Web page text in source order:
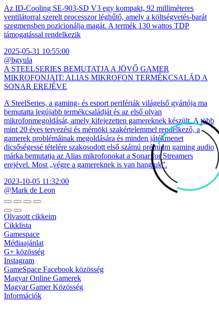
Az ID-Cooling SE-903-SD V3 egy kompakt, 92 milliméteres
ventilátorral szerelt processzor léghűtő, amely a költségvetés-barát
szegmensben pozicionálja magát. A termék 130 wattos TDP
támogatással rendelkezik
2025-05-31 10:55:00
@bgyula
A STEELSERIES BEMUTATJA A JÖVŐ GAMER
MIKROFONJAIT: ALIAS MIKROFON TERMÉKCSALÁD A
SONAR EREJÉVE
A SteelSeries, a gaming- és esport perifériák világelső gyártója ma
bemutatta legújabb termékcsaládját és az első olyan
mikrofonmegoldását, amely kifejezetten gamereknek készült. A több
mint 20 éves tervezési és mérnöki szakértelemmel rendelkező, a
gamerek problémáinak megoldására és minden játékmenet
dicsőségessé tételére szakosodott első számú prémium gaming audio
márka bemutatja az Alias mikrofonokat a Sonar for Streamers
erejével. Most „végre a gamereknek is van hangjuk”.
2023-10-05 11:32:00
@Mark de Leon
Olvasott cikkeim
Cikklista
Gamespace
Médiaajánlat
G+ közösség
Instagram
GameSpace Facebook közösség
Magyar Online Gamerek
Magyar Gamer Közösség
Információk